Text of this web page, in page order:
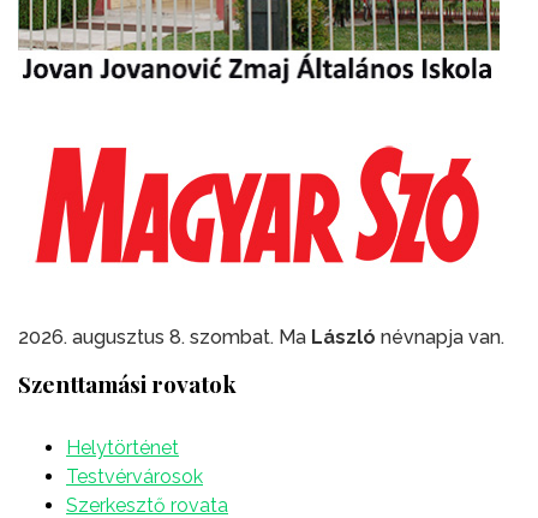
2026. augusztus 8. szombat. Ma László névnapja van.
Szenttamási rovatok
Helytörténet
Testvérvárosok
Szerkesztő rovata